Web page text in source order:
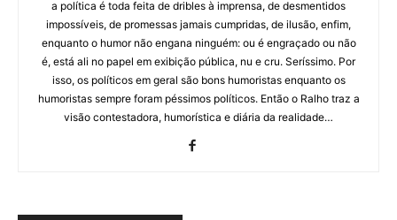
a política é toda feita de dribles à imprensa, de desmentidos
impossíveis, de promessas jamais cumpridas, de ilusão, enfim,
enquanto o humor não engana ninguém: ou é engraçado ou não
é, está ali no papel em exibição pública, nu e cru. Seríssimo. Por
isso, os políticos em geral são bons humoristas enquanto os
humoristas sempre foram péssimos políticos. Então o Ralho traz a
visão contestadora, humorística e diária da realidade…